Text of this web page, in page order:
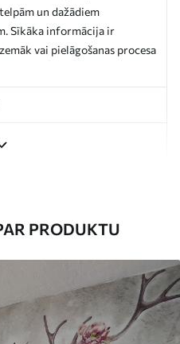
un dažādiem
Sīkāka informācija ir
vai pielāgošanas procesa
viegli notīrīt ar mīkstu sūkli.
lakas pārklājumu var tīrīt ar
PRODUKTU